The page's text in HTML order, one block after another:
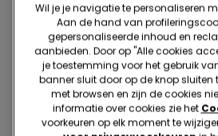
Wil je je navigatie te personaliseren
Aan de hand van
gepersonaliseerde inhoud en
aanbieden. Door op "Alle cookies
je toestemming voor het gebruik
banner sluit door op de knop sluiten
met browsen en zijn de cookies
informatie over cookies zie het
voorkeuren op elk moment te